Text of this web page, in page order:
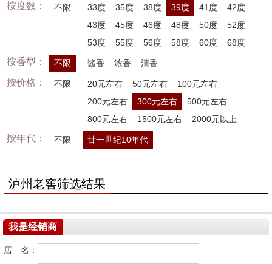
按度数： 不限 33度 35度 38度 39度 41度
42度
43度
45度 46度 48度 50度
52度
53度
55度 56度 58度 60度 68度
按香型： 不限 酱香 浓香 清香
按价格： 不限 20元左右 50元左右
100元左右
200元左右
300元左右
500元左右
800元左右
1500元左右 2000元以上
按年代： 不限 廿一世纪10年代
泸州老窖筛选结果
我是经销商
店 名：